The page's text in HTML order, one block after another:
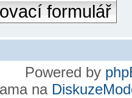
formulář
Powered by
na